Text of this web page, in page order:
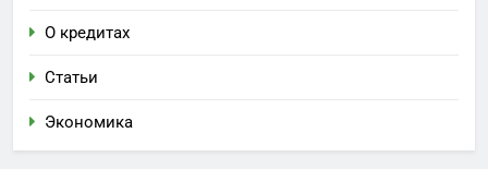
О кредитах
Статьи
Экономика